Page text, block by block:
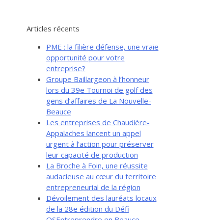
Articles récents
PME : la filière défense, une vraie
opportunité pour votre
entreprise?
Groupe Baillargeon à l’honneur
lors du 39e Tournoi de golf des
gens d’affaires de La Nouvelle-
Beauce
Les entreprises de Chaudière-
Appalaches lancent un appel
urgent à l’action pour préserver
leur capacité de production
La Broche à Foin, une réussite
audacieuse au cœur du territoire
entrepreneurial de la région
Dévoilement des lauréats locaux
de la 28e édition du Défi